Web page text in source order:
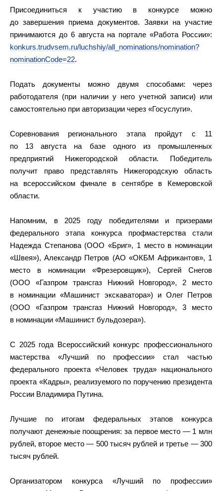
Присоединиться к участию в конкурсе можно
до завершения приема документов. Заявки на участие
принимаются до 6 августа на портале «Работа России»:
konkurs.trudvsem.ru/luchshiy/all_nominations/nomination?
nominationCode=22.
Подать документы можно двумя способами: через
работодателя (при наличии у него учетной записи) или
самостоятельно при авторизации через «Госуслуги».
Соревнования регионального этапа пройдут с 11
по 13 августа на базе одного из промышленных
предприятий Нижегородской области. Победитель
получит право представлять Нижегородскую область
на всероссийском финале в сентябре в Кемеровской
области.
Напомним, в 2025 году победителями и призерами
федерального этапа конкурса профмастерства стали
Надежда Степанова (ООО «Бриг», 1 место в номинации
«Швея»), Александр Петров (АО «ОКБМ Африкантов», 1
место в номинации «Фрезеровщик»), Сергей Снегов
(ООО «Газпром трансгаз Нижний Новгород», 2 место
в номинации «Машинист экскаватора») и Олег Петров
(ООО «Газпром трансгаз Нижний Новгород», 3 место
в номинации «Машинист бульдозера»).
С 2025 года Всероссийский конкурс профессионального
мастерства «Лучший по профессии» стал частью
федерального проекта «Человек труда» национального
проекта «Кадры», реализуемого по поручению президента
России Владимира Путина.
Лучшие по итогам федеральных этапов конкурса
получают денежные поощрения: за первое место — 1 млн
рублей, второе место — 500 тысяч рублей и третье — 300
тысяч рублей.
Организатором конкурса «Лучший по профессии»